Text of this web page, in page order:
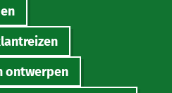
ontwerpen